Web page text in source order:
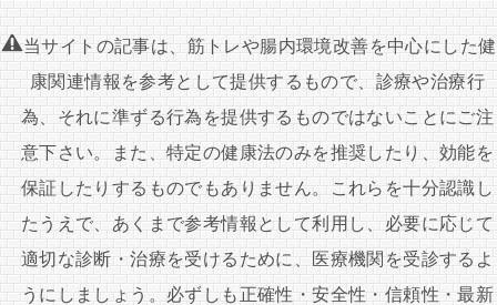
ナ
ゲ
ー
シ
ョ
ン
当サイトの記事は、筋トレや腸内環境改善を中心にした健
康関連情報を参考として提供するもので、診療や治療行
為、それに準ずる行為を提供するものではないことにご注
意下さい。また、特定の健康法のみを推奨したり、効能を
保証したりするものでもありません。これらを十分認識し
たうえで、あくまで参考情報として利用し、必要に応じて
適切な診断・治療を受けるために、医療機関を受診するよ
うにしましょう。必ずしも正確性・安全性・信頼性・最新